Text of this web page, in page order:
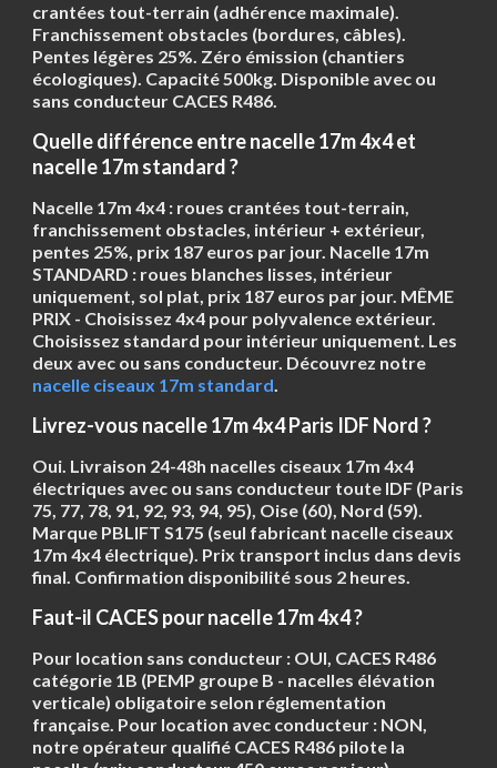
crantées tout-terrain (adhérence maximale).
Franchissement obstacles (bordures, câbles).
Pentes légères 25%. Zéro émission (chantiers
écologiques). Capacité 500kg. Disponible avec ou
sans conducteur CACES R486.
Quelle différence entre nacelle 17m 4x4 et
nacelle 17m standard ?
Nacelle 17m 4x4 : roues crantées tout-terrain,
franchissement obstacles, intérieur + extérieur,
pentes 25%, prix 187 euros par jour. Nacelle 17m
STANDARD : roues blanches lisses, intérieur
uniquement, sol plat, prix 187 euros par jour. MÊME
PRIX - Choisissez 4x4 pour polyvalence extérieur.
Choisissez standard pour intérieur uniquement. Les
deux avec ou sans conducteur. Découvrez notre
nacelle ciseaux 17m standard.
Livrez-vous nacelle 17m 4x4 Paris IDF Nord ?
Oui. Livraison 24-48h nacelles ciseaux 17m 4x4
électriques avec ou sans conducteur toute IDF (Paris
75, 77, 78, 91, 92, 93, 94, 95), Oise (60), Nord (59).
Marque PBLIFT S175 (seul fabricant nacelle ciseaux
17m 4x4 électrique). Prix transport inclus dans devis
final. Confirmation disponibilité sous 2 heures.
Faut-il CACES pour nacelle 17m 4x4 ?
Pour location sans conducteur : OUI, CACES R486
catégorie 1B (PEMP groupe B - nacelles élévation
verticale) obligatoire selon réglementation
française. Pour location avec conducteur : NON,
notre opérateur qualifié CACES R486 pilote la